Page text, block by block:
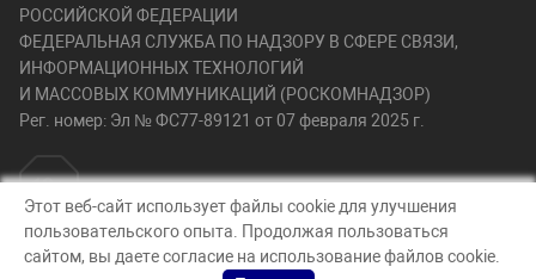
РОССИЙСКОЙ ФЕДЕРАЦИИ
ФЕДЕРАЛЬНАЯ СЛУЖБА ПО НАДЗОРУ В СФЕРЕ СВЯЗИ,
ИНФОРМАЦИОННЫХ ТЕХНОЛОГИЙ
И МАССОВЫХ КОММУНИКАЦИЙ (РОСКОМНАДЗОР)
Рег. номер: Эл № ФС77-89121 от 07 февраля 2025 г.
© Знамя победы 64, 2026
Создание сайта — nopreset
Этот веб-сайт использует файлы cookie для улучшения
пользовательского опыта. Продолжая пользоваться
сайтом, вы даете согласие на использование файлов cookie.